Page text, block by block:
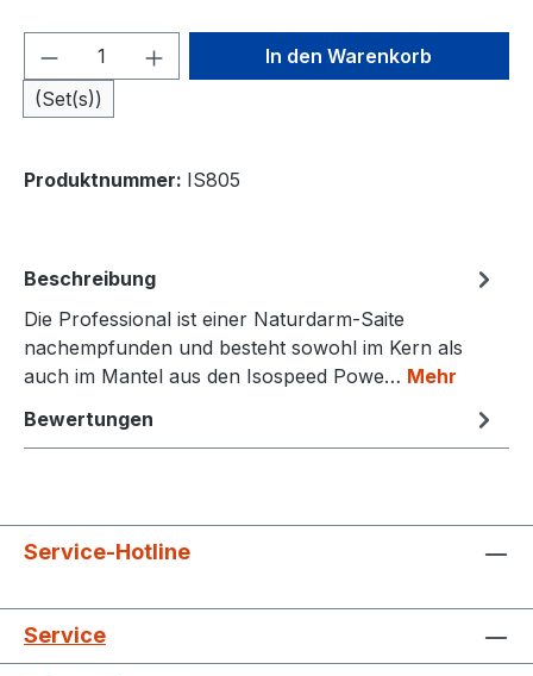
Produkt Anzahl: Gib den
(Set(s))
In den Warenkorb
Produktnummer: IS805
Beschreibung
Die Professional ist einer Naturdarm-Saite
nachempfunden und besteht sowohl im Kern als
auch im Mantel aus den Isospeed Powe… Mehr
Bewertungen
Service-Hotline
Service